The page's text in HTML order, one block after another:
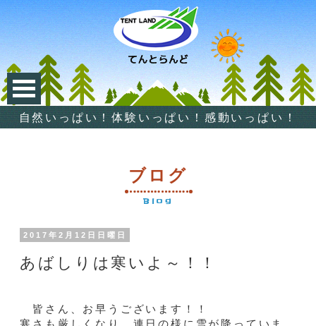
自然いっぱい！体験いっぱい！感動いっぱい！
ブログ
Blog
2017年2月12日日曜日
あばしりは寒いよ～！！
皆さん、お早うございます！！